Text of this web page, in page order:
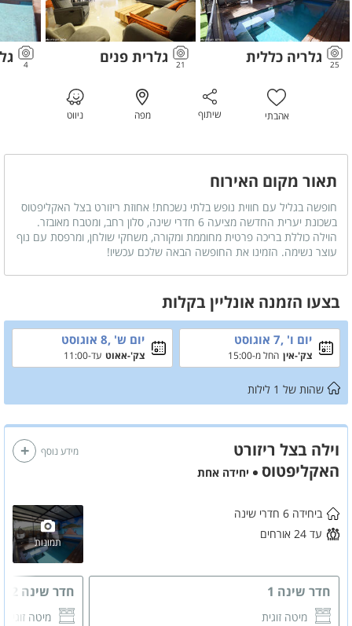
25 גלריה כללית 21 גלרית פנים 4
אהבתי שיתוף מפה ניווט
תאור מקום האירוח
חופשה בגליל עם חווית נופש בלתי נשכחת! אחוזת ריזורט בצל האקליפטוס
בשכונת יערית החדשה מציעה 6 חדרי שינה, סלון רחב, ומטבח מאובזר.
הוילה כוללת בריכה פרטית מחוממת ומקורה, משחקי שולחן, ומרפסת עם נוף
עוצר נשימה. הזמינו את החופשה הבאה שלכם עכשיו!
בצעו הזמנה אונליין בקלות
יום ו' ,7 אוגוסט
צק'-אין החל מ-15:00
יום ש' ,8 אוגוסט
צק'-אאוט עד-11:00
שהות של 1 לילות
וילה בצל ריזורט
האקליפטוס
יחידה אחת
תמונות
ביחידה 6 חדרי שינה
עד 24 אורחים
חדר שינה 1
מיטה זוגית
חדר שינה 2
מיטה זוגית
מידע נוסף